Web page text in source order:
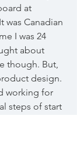
at
was Canadian
I was 24
about
though. But,
design.
working for
steps of start